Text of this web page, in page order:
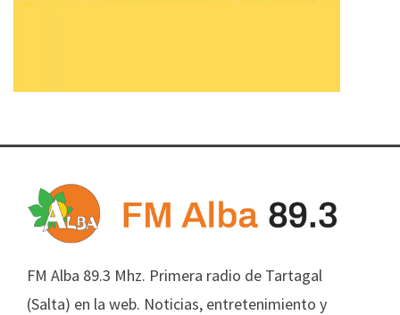
FM Alba 89.3 Mhz. Primera radio de Tartagal
(Salta) en la web. Noticias, entretenimiento y